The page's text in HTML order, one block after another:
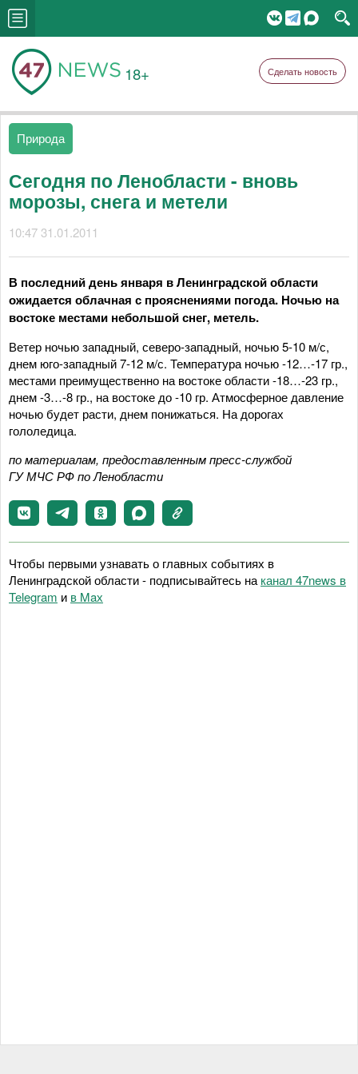
18+ Сделать новость
Природа
Сегодня по Ленобласти - вновь
морозы, снега и метели
10:47 31.01.2011
В последний день января в Ленинградской области
ожидается облачная с прояснениями погода. Ночью на
востоке местами небольшой снег, метель.
Ветер ночью западный, северо-западный, ночью 5-10 м/с,
днем юго-западный 7-12 м/с. Температура ночью -12…-17 гр.,
местами преимущественно на востоке области -18…-23 гр.,
днем -3…-8 гр., на востоке до -10 гр. Атмосферное давление
ночью будет расти, днем понижаться. На дорогах
гололедица.
по материалам, предоставленным пресс-службой
ГУ МЧС РФ по Ленобласти
Чтобы первыми узнавать о главных событиях в
Ленинградской области - подписывайтесь на канал 47news в
Telegram и в Maх